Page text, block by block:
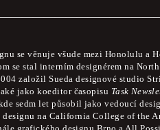
se věnuje všude mezi Honolulu
se stal interním designérem na
založil Sueda designové studio
jako koeditor časopisu Task
sedm let působil jako vedoucí
designu na California College of
třídenní cyklus přednášek a
s osobnostmi grafického
diskusi. Pracovními jazyky